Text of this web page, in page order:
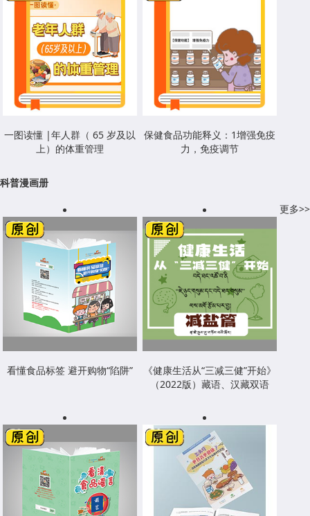
一图读懂 |年人群（ 65 岁及以
上）的体重管理
保健食品功能释义：1增强免疫
力，免疫调节
科普漫画册
更多>>
看懂食品标签 避开购物“陷阱”
《健康生活从“三减三健”开始》
（2022版）藏语、汉藏双语